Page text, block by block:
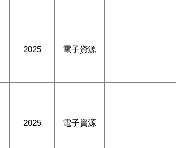
2025 電子資源
2025 電子資源